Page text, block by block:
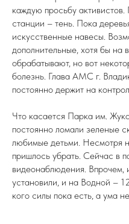
каждую просьбу
станции – тень. Пока
искусственные навесы.
дополнительные, хотя бы на
обрабатывают, но вот
болезнь. Глава АМС г.
постоянно держит на
Что касается Парка им.
постоянно ломали зеленые
любимые детьми. Несмотря
пришлось убрать. Сейчас в
видеонаблюдения. Впрочем,
установили, и на Водной –
кого силы пока есть, а ума